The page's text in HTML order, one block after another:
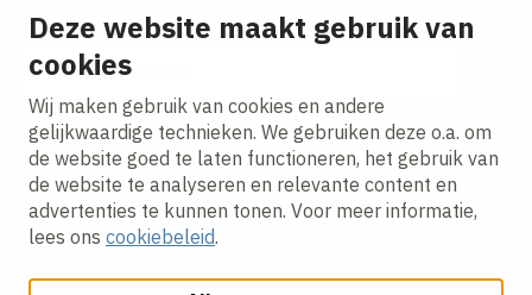
Deze website maakt gebruik van
cookies
Wij maken gebruik van cookies en andere
gelijkwaardige technieken. We gebruiken deze o.a. om
de website goed te laten functioneren, het gebruik van
de website te analyseren en relevante content en
advertenties te kunnen tonen. Voor meer informatie,
lees ons cookiebeleid.
Ontvang onze nieuws alerts in je mailbox!
E-mailadres
Ik ga akkoord met hetprivacy statement.